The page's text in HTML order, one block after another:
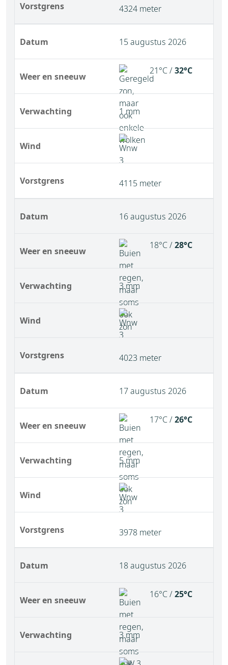
Vorstgrens 4324 meter
Datum
Weer en sneeuw
Verwachting
Wind
Vorstgrens
15 augustus 2026
21°C /32°C
1 mm
4115 meter
Datum
Weer en sneeuw
Verwachting
Wind
Vorstgrens
16 augustus 2026
18°C /28°C
3 mm
4023 meter
Datum
Weer en sneeuw
Verwachting
Wind
Vorstgrens
17 augustus 2026
17°C /26°C
5 mm
3978 meter
Datum
Weer en sneeuw
Verwachting
18 augustus 2026
16°C /25°C
3 mm